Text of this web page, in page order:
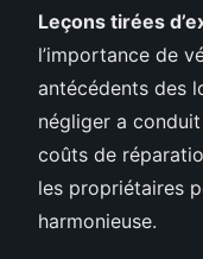
Leçons tirées
l’importance de
antécédents des
négliger a
coûts de
les propriétaires
harmonieuse.